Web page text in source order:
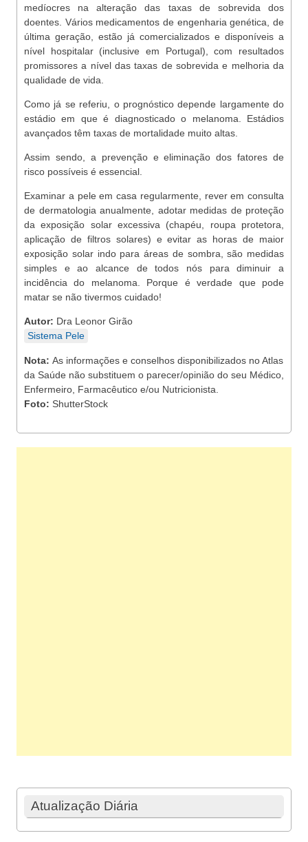
medíocres na alteração das taxas de sobrevida dos
doentes. Vários medicamentos de engenharia genética, de
última geração, estão já comercializados e disponíveis a
nível hospitalar (inclusive em Portugal), com resultados
promissores a nível das taxas de sobrevida e melhoria da
qualidade de vida.
Como já se referiu, o prognóstico depende largamente do
estádio em que é diagnosticado o melanoma. Estádios
avançados têm taxas de mortalidade muito altas.
Assim sendo, a prevenção e eliminação dos fatores de
risco possíveis é essencial.
Examinar a pele em casa regularmente, rever em consulta
de dermatologia anualmente, adotar medidas de proteção
da exposição solar excessiva (chapéu, roupa protetora,
aplicação de filtros solares) e evitar as horas de maior
exposição solar indo para áreas de sombra, são medidas
simples e ao alcance de todos nós para diminuir a
incidência do melanoma. Porque é verdade que pode
matar se não tivermos cuidado!
Autor: Dra Leonor Girão
Sistema Pele
Nota: As informações e conselhos disponibilizados no Atlas
da Saúde não substituem o parecer/opinião do seu Médico,
Enfermeiro, Farmacêutico e/ou Nutricionista.
Foto: ShutterStock
Atualização Diária